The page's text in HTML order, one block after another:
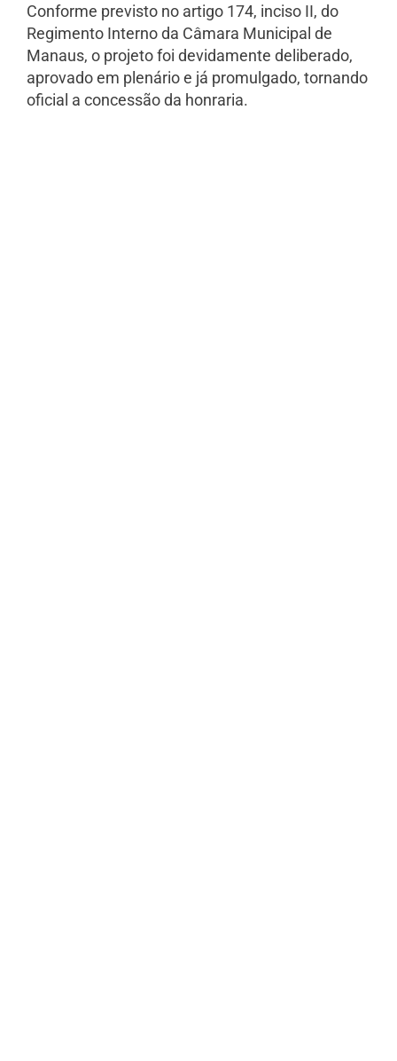
Conforme previsto no artigo 174, inciso II, do
Regimento Interno da Câmara Municipal de
Manaus, o projeto foi devidamente deliberado,
aprovado em plenário e já promulgado, tornando
oficial a concessão da honraria.